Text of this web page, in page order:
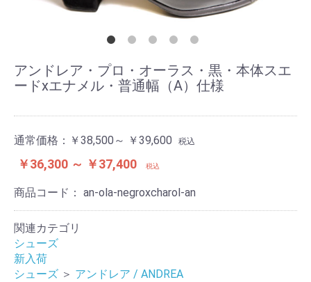
アンドレア・プロ・オーラス・黒・本体スエ
ードxエナメル・普通幅（A）仕様
通常価格： ￥38,500～ ￥39,600 税込
￥36,300 ～ ￥37,400 税込
商品コード： an-ola-negroxcharol-an
関連カテゴリ
シューズ
新入荷
シューズ ＞ アンドレア / ANDREA